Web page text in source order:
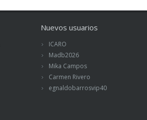
Nuevos usuarios
ICARO
Madb2026
Mika Campos
Carmen Rivero
egnaldobarrosvip40